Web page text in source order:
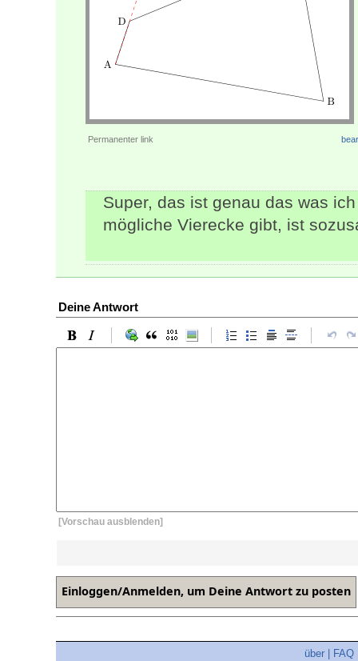
Permanenter link
Super, das ist genau das was
mögliche Vierecke gibt, ist
Deine Antwort
[Vorschau ausblenden]
über FAQ